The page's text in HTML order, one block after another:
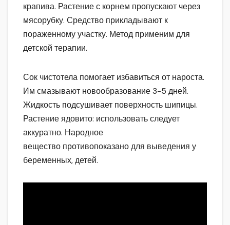
крапива. Растение с корнем пропускают через
мясорубку. Средство прикладывают к
пораженному участку. Метод применим для
детской терапии.
Сок чистотела помогает избавиться от нароста.
Им смазывают новообразование 3-5 дней.
Жидкость подсушивает поверхность шипицы.
Растение ядовито: использовать следует
аккуратно. Народное
вещество противопоказано для выведения у
беременных, детей.